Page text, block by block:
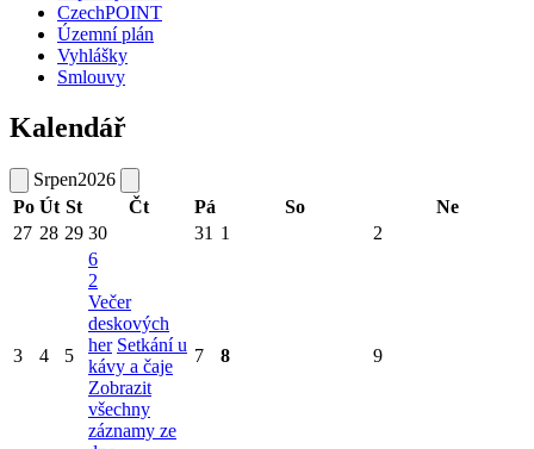
CzechPOINT
Územní plán
Vyhlášky
Smlouvy
Kalendář
Srpen2026
Po Út St Čt Pá So
Ne
27 28 29 30 31 1 2
3 4 5
6
2
Večer
deskových
her Setkání u
kávy a čaje
Zobrazit
všechny
záznamy ze
7 8 9